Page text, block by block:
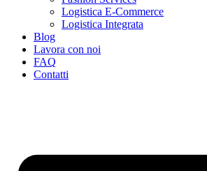
Logistica E-Commerce
Logistica Integrata
Blog
Lavora con noi
FAQ
Contatti